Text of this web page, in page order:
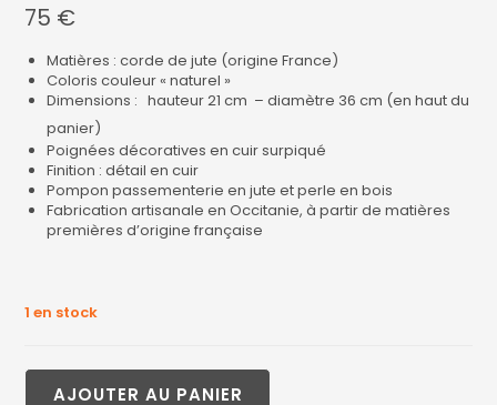
75 €
Matières : corde de jute (origine France)
Coloris couleur « naturel »
Dimensions : hauteur 21 cm – diamètre 36 cm (en haut du
panier)
Poignées décoratives en cuir surpiqué
Finition : détail en cuir
Pompon passementerie en jute et perle en bois
Fabrication artisanale en Occitanie, à partir de matières
premières d’origine française
1 en stock
AJOUTER AU PANIER